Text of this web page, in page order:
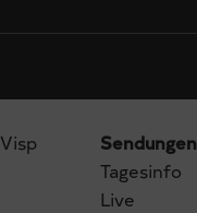
Sendungen
Tagesinfo
Live